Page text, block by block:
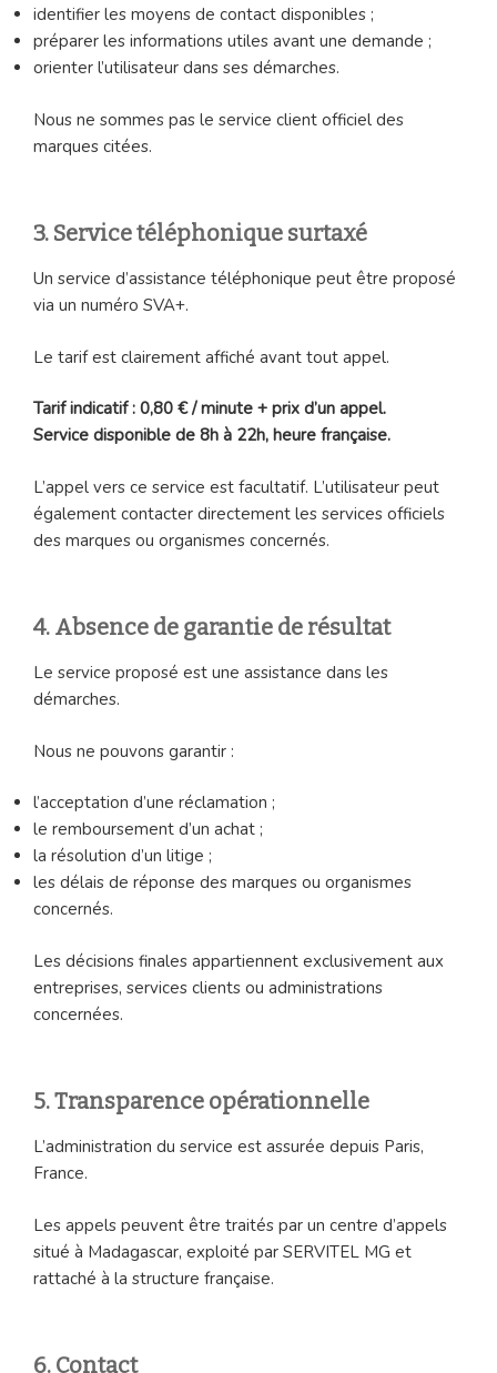
identifier les moyens de contact disponibles ;
préparer les informations utiles avant une demande ;
orienter l’utilisateur dans ses démarches.
Nous ne sommes pas le service client officiel des
marques citées.
3. Service téléphonique surtaxé
Un service d’assistance téléphonique peut être proposé
via un numéro SVA+.
Le tarif est clairement affiché avant tout appel.
Tarif indicatif : 0,80 € / minute + prix d’un appel.
Service disponible de 8h à 22h, heure française.
L’appel vers ce service est facultatif. L’utilisateur peut
également contacter directement les services officiels
des marques ou organismes concernés.
4. Absence de garantie de résultat
Le service proposé est une assistance dans les
démarches.
Nous ne pouvons garantir :
l’acceptation d’une réclamation ;
le remboursement d’un achat ;
la résolution d’un litige ;
les délais de réponse des marques ou organismes
concernés.
Les décisions finales appartiennent exclusivement aux
entreprises, services clients ou administrations
concernées.
5. Transparence opérationnelle
L’administration du service est assurée depuis Paris,
France.
Les appels peuvent être traités par un centre d’appels
situé à Madagascar, exploité par SERVITEL MG et
rattaché à la structure française.
6. Contact